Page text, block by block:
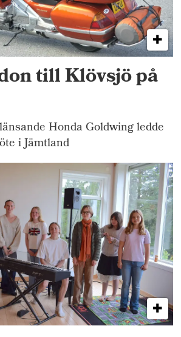
till Klövsjö på
Honda Goldwing ledde
i Jämtland